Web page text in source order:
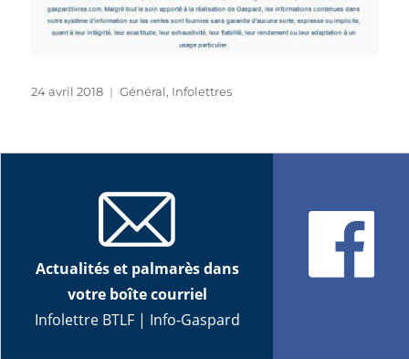
Publié
24 avril 2018 Catégories
Général, Infolettres
Actualités et palmarès dans
votre boîte courriel
Infolettre BTLF| Info-Gaspard